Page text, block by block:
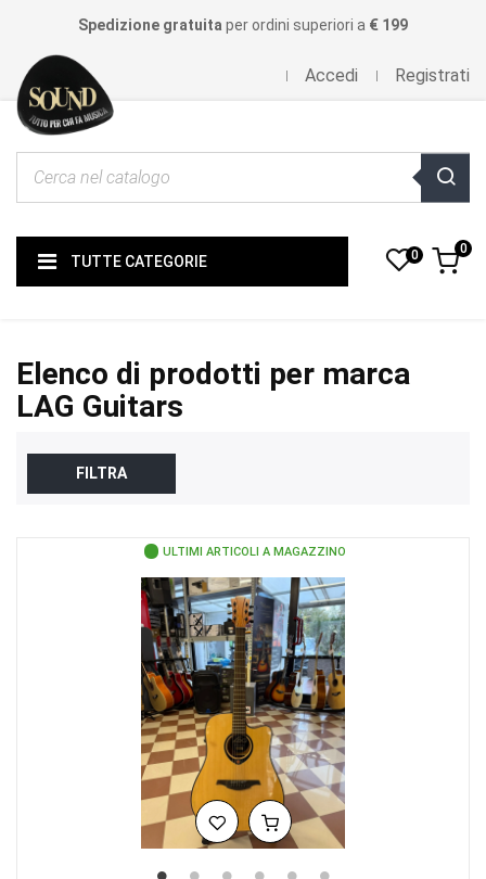
Spedizione gratuita per ordini superiori a € 199
Accedi Registrati
TUTTE CATEGORIE 0 0
Elenco di prodotti per marca
LAG Guitars
FILTRA
ULTIMI ARTICOLI A MAGAZZINO